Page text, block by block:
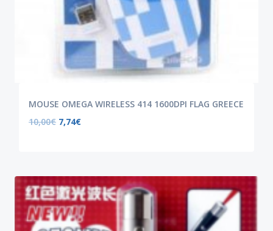
MOUSE OMEGA WIRELESS 414 1600DPI FLAG GREECE
10,00€ 7,74€